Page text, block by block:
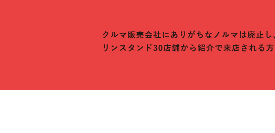
クルマ販売会社にありがちなノルマは廃止
リンスタンド30店舗から紹介で来店される